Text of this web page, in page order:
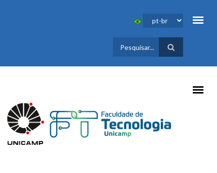
FORMULÁRIO
DE BUSCA